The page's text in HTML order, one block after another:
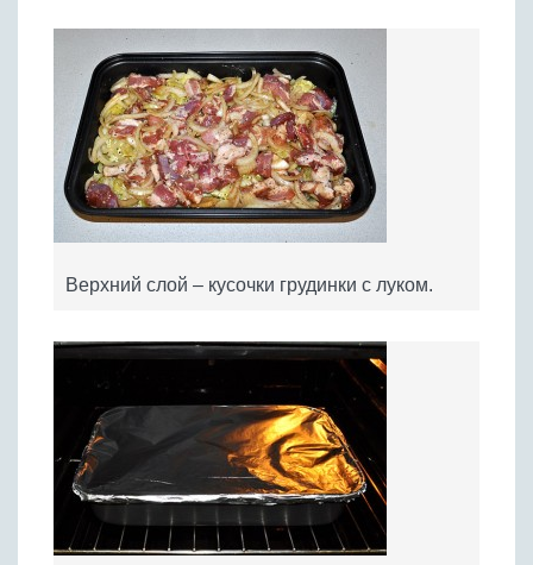
Верхний слой – кусочки грудинки с луком.